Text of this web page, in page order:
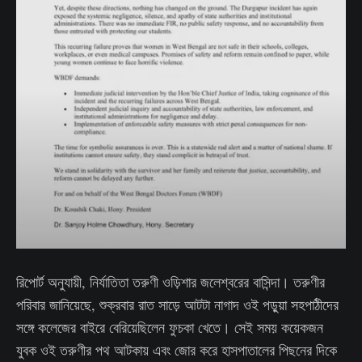
রিপোর্ট অনুযায়ী, নির্যাতিতা তরুণী ওড়িশার জলেশ্বরের বাসিন্দা। তরুণীর
পরিবার জানিয়েছে, শুক্রবার রাত সাড়ে আটটা নাগাদ ওই পড়ুয়া সহপাঠীদের
সঙ্গে কলেজের বাইরে বেরিয়েছিলেন ফুচকা খেতে। সেই সময় কয়েকজন
যুবক ওই তরুণীর পথ আটকায় এবং জোর করে হাসপাতালের পিছনের দিকে